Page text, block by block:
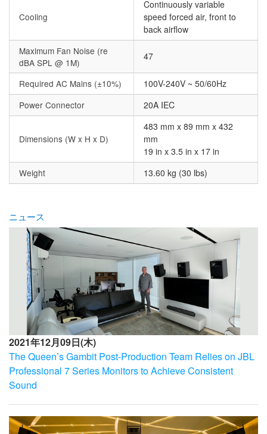
Cooling
Continuously variable
speed forced air, front to
back airflow
Maximum Fan Noise (re
dBA SPL @ 1M)
47
Required AC Mains (±10%)
100V-240V ~ 50/60Hz
Power Connector
20A IEC
Dimensions (W x H x D)
483 mm x 89 mm x 432
mm
19 in x 3.5 in x 17 in
Weight
13.60 kg (30 lbs)
ニュース
2021年12月09日(木)
The Queen’s Gambit Post-Production Team Relies on JBL
Professional 7 Series Monitors to Achieve Consistent
Sound